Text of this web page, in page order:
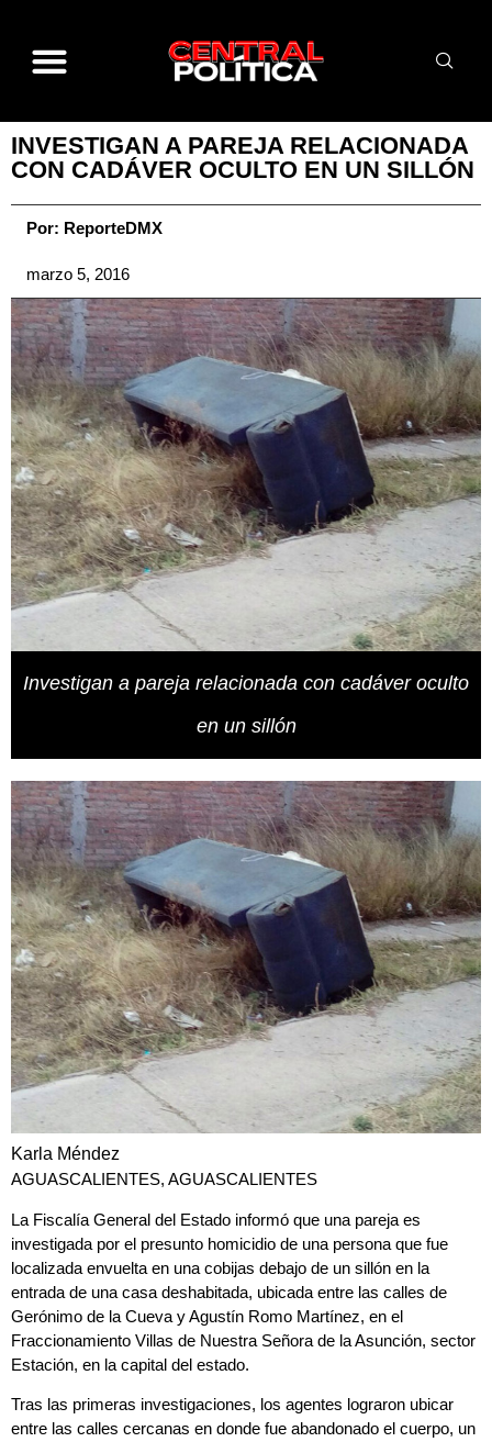
INVESTIGAN A PAREJA RELACIONADA
CON CADÁVER OCULTO EN UN SILLÓN
Por: ReporteDMX
marzo 5, 2016
Investigan a pareja relacionada con cadáver oculto
en un sillón
Karla Méndez
AGUASCALIENTES, AGUASCALIENTES
La Fiscalía General del Estado informó que una pareja es
investigada por el presunto homicidio de una persona que fue
localizada envuelta en una cobijas debajo de un sillón en la
entrada de una casa deshabitada, ubicada entre las calles de
Gerónimo de la Cueva y Agustín Romo Martínez, en el
Fraccionamiento Villas de Nuestra Señora de la Asunción, sector
Estación, en la capital del estado.
Tras las primeras investigaciones, los agentes lograron ubicar
entre las calles cercanas en donde fue abandonado el cuerpo, un